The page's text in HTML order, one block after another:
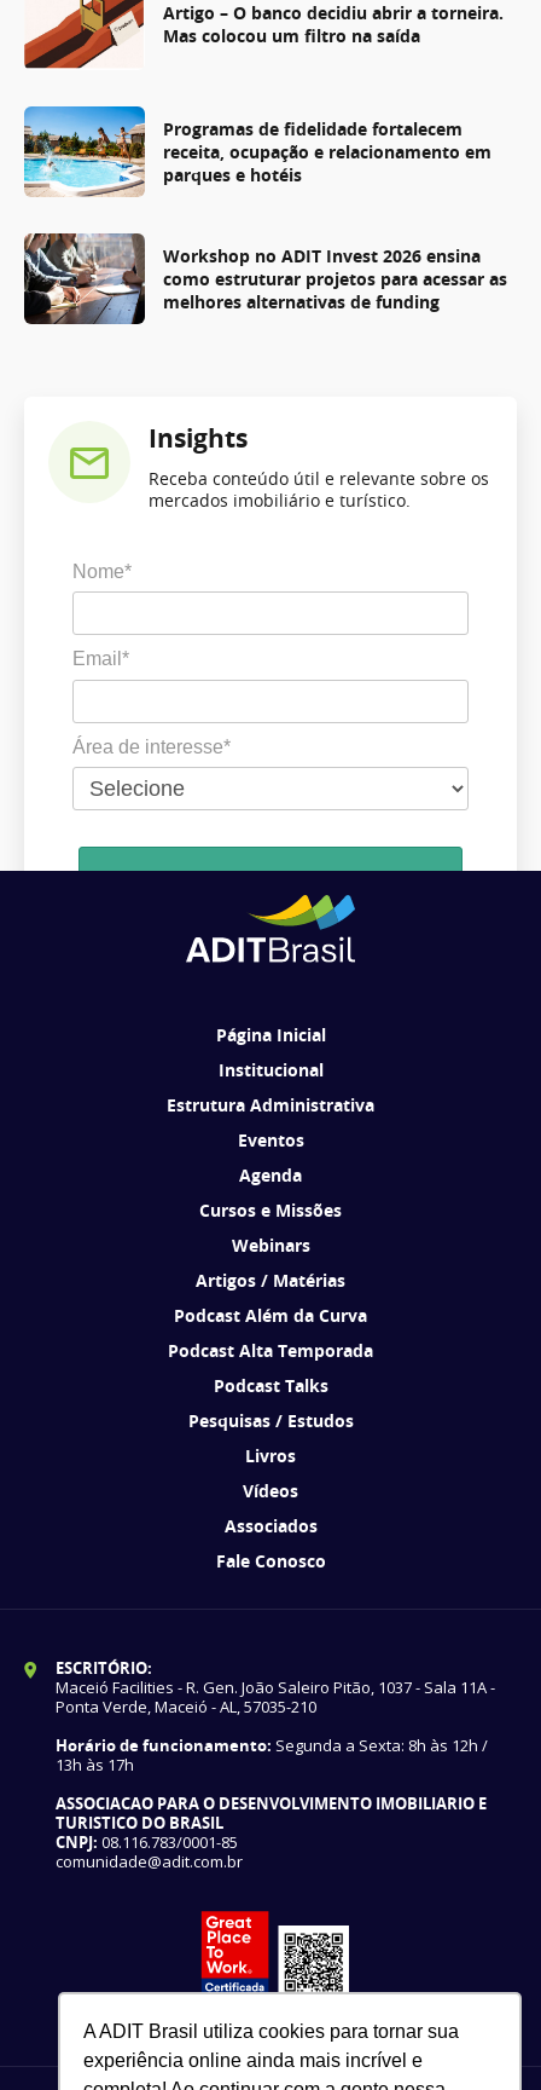
A ADIT Brasil utiliza cookies para tornar sua
experiência online ainda mais incrível e
Artigo – O banco decidiu abrir a torneira.
Mas colocou um filtro na saída
Programas de fidelidade fortalecem
receita, ocupação e relacionamento em
parques e hotéis
Workshop no ADIT Invest 2026 ensina
como estruturar projetos para acessar as
melhores alternativas de funding
Insights
Receba conteúdo útil e relevante sobre os
mercados imobiliário e turístico.
Nome*
Email*
Área de interesse*
Ao se cadastrar, você concorda em receber comunicações da ADIT
Página Inicial
Institucional
Estrutura Administrativa
Eventos
Agenda
Cursos e Missões
Webinars
Artigos / Matérias
Podcast Além da Curva
Podcast Alta Temporada
Podcast Talks
Pesquisas / Estudos
Livros
Vídeos
Associados
Fale Conosco
ESCRITÓRIO:
Maceió Facilities - R. Gen. João Saleiro Pitão, 1037 - Sala 11A -
Ponta Verde, Maceió - AL, 57035-210
Horário de funcionamento: Segunda a Sexta: 8h às 12h /
13h às 17h
ASSOCIACAO PARA O DESENVOLVIMENTO IMOBILIARIO E
TURISTICO DO BRASIL
CNPJ: 08.116.783/0001-85
comunidade@adit.com.br